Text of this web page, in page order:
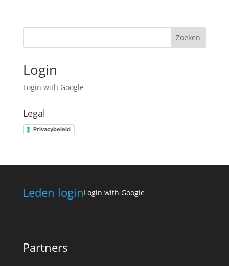
Zoeken
Login
Login with Google
Legal
Privacybeleid
Leden loginLogin with Google
Partners